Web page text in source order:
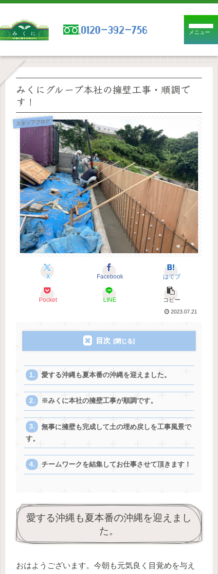
メニュー
みくにグループ本社の擁壁工事・順調で
す！
スタッフブログ
X Facebook はてブ
Pocket LINE コピー
2023.07.21
目次
愛する沖縄も夏本番の沖縄を迎えました。
※みくに本社の擁壁工事が順調です。
無事に擁壁も完成して土の埋め戻しを工事風景で
す。
チームワークを結集してお仕事させて頂きます！
愛する沖縄も夏本番の沖縄を迎えまし
た。
おはようございます。今朝も元気良く目覚めを与え